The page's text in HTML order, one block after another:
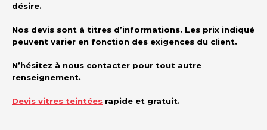
désire.
Nos devis sont à titres d’informations. Les prix indiqué
peuvent varier en fonction des exigences du client.
N’hésitez à nous contacter pour tout autre
renseignement.
Devis vitres teintées rapide et gratuit.